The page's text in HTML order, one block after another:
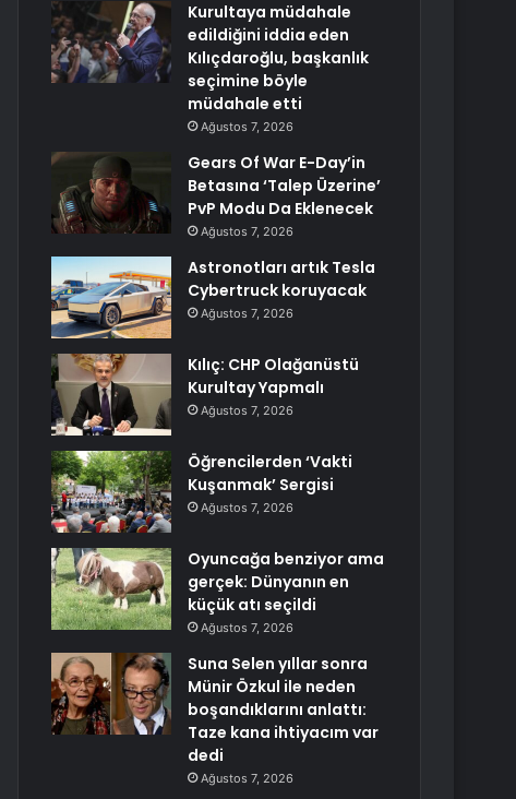
Kurultaya müdahale
edildiğini iddia eden
Kılıçdaroğlu, başkanlık
seçimine böyle
müdahale etti
Ağustos 7, 2026
Gears Of War E-Day’in
Betasına ‘Talep Üzerine’
PvP Modu Da Eklenecek
Ağustos 7, 2026
Astronotları artık Tesla
Cybertruck koruyacak
Ağustos 7, 2026
Kılıç: CHP Olağanüstü
Kurultay Yapmalı
Ağustos 7, 2026
Öğrencilerden ‘Vakti
Kuşanmak’ Sergisi
Ağustos 7, 2026
Oyuncağa benziyor ama
gerçek: Dünyanın en
küçük atı seçildi
Ağustos 7, 2026
Suna Selen yıllar sonra
Münir Özkul ile neden
boşandıklarını anlattı:
Taze kana ihtiyacım var
dedi
Ağustos 7, 2026